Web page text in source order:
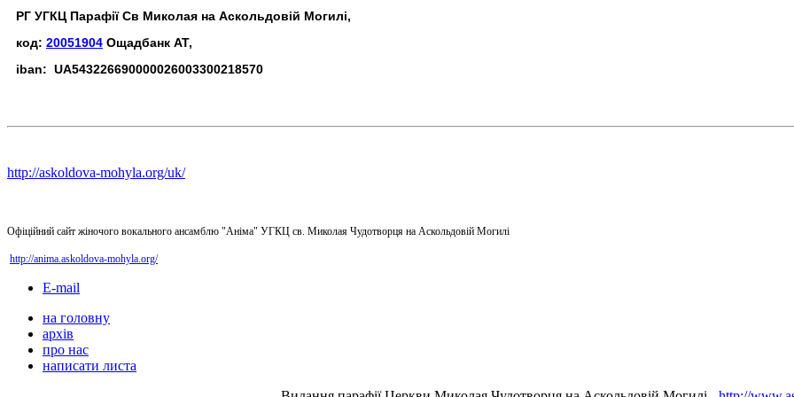
РГ УГКЦ Парафії Св Миколая на Аскольдовій Могилі,
код: 20051904 Ощадбанк АТ,
iban: UA543226690000026003300218570
http://askoldova-mohyla.org/uk/
Офіційний сайт жіночого вокального ансамблю "Аніма" УГКЦ св. Миколая Чудотворця на Аскольдовій Могилі
http://anima.askoldova-mohyla.org/
E-mail
на головну
архів
про нас
написати листа